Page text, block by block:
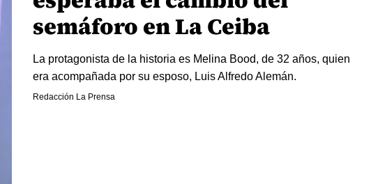
semáforo en La Ceiba
La protagonista de la historia es Melina Bood, de 32 años, quien
era acompañada por su esposo, Luis Alfredo Alemán.
Redacción La Prensa